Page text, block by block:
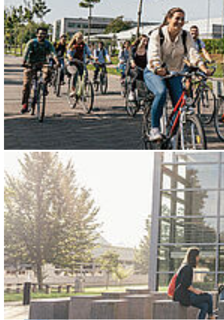
Go to slide 1
Go to slide 2
Go to slide 3
Go to slide 4
Go to slide 5
Go to slide 6
Go to slide 7
Go to slide 8
Go to slide 9
Zurück
HOST eröffnet Einblick in ihre
Forschung
11/15/2024
Mitarbeitende und Professor*innen stellen​​​​​​​ Projekte vor, IACS und
IRES veranstalten Kolloquium, Ein Preis und Deutschlandstipendien
werden vergeben